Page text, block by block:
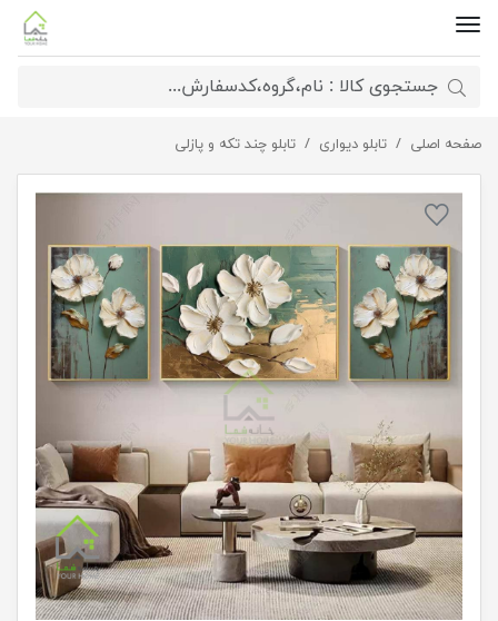
صفحه اصلی تابلو دیواری تابلو چند تکه و پازلیتابلو دکوراتیو لوکس شکوفه